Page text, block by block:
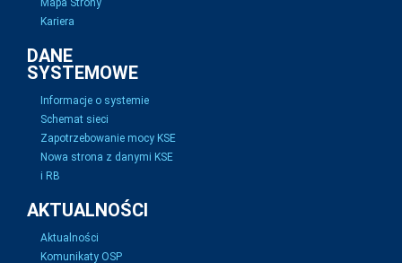
Mapa Strony
Kariera
DANE
SYSTEMOWE
Informacje o systemie
Schemat sieci
Zapotrzebowanie mocy KSE
Nowa strona z danymi KSE
i RB
AKTUALNOŚCI
Aktualności
Komunikaty OSP